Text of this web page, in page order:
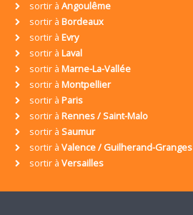
sortir à Angoulême
sortir à Bordeaux
sortir à Evry
sortir à Laval
sortir à Marne-La-Vallée
sortir à Montpellier
sortir à Paris
sortir à Rennes / Saint-Malo
sortir à Saumur
sortir à Valence / Guilherand-Granges
sortir à Versailles